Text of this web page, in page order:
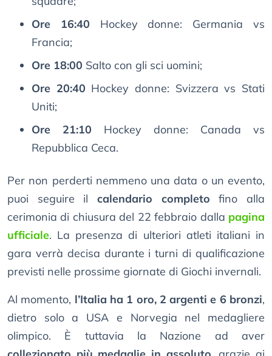
Ore 16:40 Hockey donne: Germania vs
Francia;
Ore 18:00 Salto con gli sci uomini;
Ore 20:40 Hockey donne: Svizzera vs Stati
Uniti;
Ore 21:10 Hockey donne: Canada vs
Repubblica Ceca.
Per non perderti nemmeno una data o un evento,
puoi seguire il calendario completo fino alla
cerimonia di chiusura del 22 febbraio dalla pagina
ufficiale. La presenza di ulteriori atleti italiani in
gara verrà decisa durante i turni di qualificazione
previsti nelle prossime giornate di Giochi invernali.
Al momento, l’Italia ha 1 oro, 2 argenti e 6 bronzi,
dietro solo a USA e Norvegia nel medagliere
olimpico. È tuttavia la Nazione ad aver